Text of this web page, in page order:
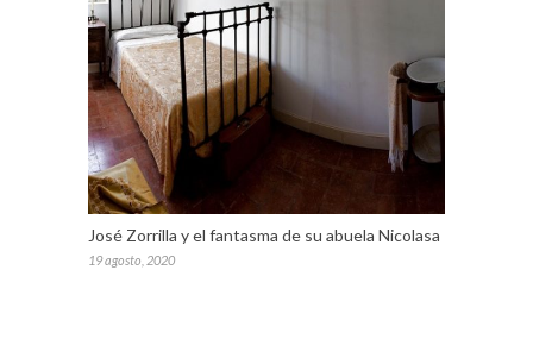
José Zorrilla y el fantasma de su abuela Nicolasa
19 agosto, 2020